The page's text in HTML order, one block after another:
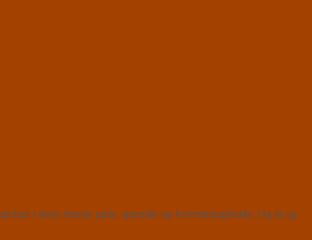
i deres fineste puds, spændte og forventningsfulde. Og tit og